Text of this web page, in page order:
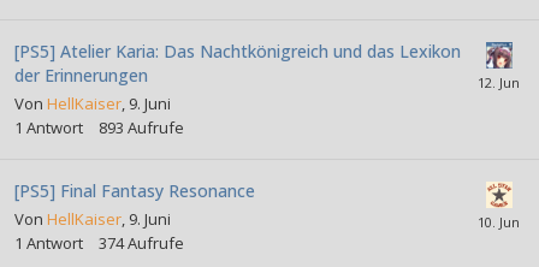
[PS5] Atelier Karia: Das Nachtkönigreich und das Lexikon
der Erinnerungen
Von HellKaiser 9. Juni
1 Antwort 893 Aufrufe
[PS5] Final Fantasy Resonance
Von HellKaiser 9. Juni
1 Antwort 374Aufrufe